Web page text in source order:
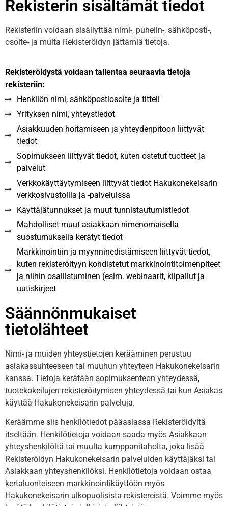
Rekisterin sisältämät tiedot
Rekisteriin voidaan sisällyttää nimi-, puhelin-, sähköposti-,
osoite- ja muita Rekisteröidyn jättämiä tietoja.
Rekisteröidystä voidaan tallentaa seuraavia tietoja
rekisteriin:
Henkilön nimi, sähköpostiosoite ja titteli
Yrityksen nimi, yhteystiedot
Asiakkuuden hoitamiseen ja yhteydenpitoon liittyvät
tiedot
Sopimukseen liittyvät tiedot, kuten ostetut tuotteet ja
palvelut
Verkkokäyttäytymiseen liittyvät tiedot Hakukonekeisarin
verkkosivustoilla ja -palveluissa
Käyttäjätunnukset ja muut tunnistautumistiedot
Mahdolliset muut asiakkaan nimenomaisella
suostumuksella kerätyt tiedot
Markkinointiin ja myynninedistämiseen liittyvät tiedot,
kuten rekisteröityyn kohdistetut markkinointitoimenpiteet
ja niihin osallistuminen (esim. webinaarit, kilpailut ja
uutiskirjeet
Säännönmukaiset
tietolähteet
Nimi- ja muiden yhteystietojen kerääminen perustuu
asiakassuhteeseen tai muuhun yhteyteen Hakukonekeisarin
kanssa. Tietoja kerätään sopimuksenteon yhteydessä,
tuotekokeilujen rekisteröitymisen yhteydessä tai kun Asiakas
käyttää Hakukonekeisarin palveluja.
Keräämme siis henkilötiedot pääasiassa Rekisteröidyltä
itseltään. Henkilötietoja voidaan saada myös Asiakkaan
yhteyshenkilöltä tai muulta kumppanitaholta, joka lisää
Rekisteröidyn Hakukonekeisarin palveluiden käyttäjäksi tai
Asiakkaan yhteyshenkilöksi. Henkilötietoja voidaan ostaa
kertaluonteiseen markkinointikäyttöön myös
Hakukonekeisarin ulkopuolisista rekistereistä. Voimme myös